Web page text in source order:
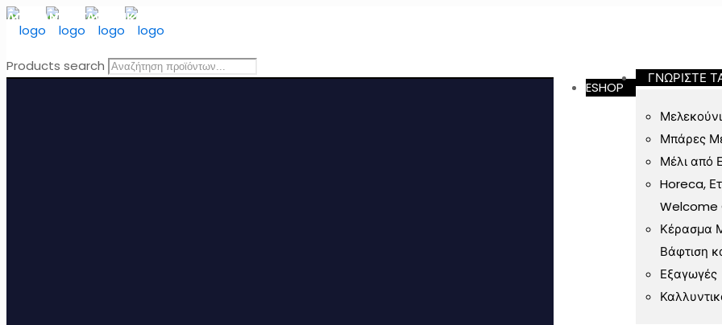
ΔΩΡΕΑΝ ΜΕΤΑΦΟΡΙΚΑ
ESHOP
ΓΝΩΡΙΣΤΕ
Μπάρες
Μέλι από
Horeca,
Welcome
Κέρασμα
Βάφτιση
Εξαγωγές
Products search